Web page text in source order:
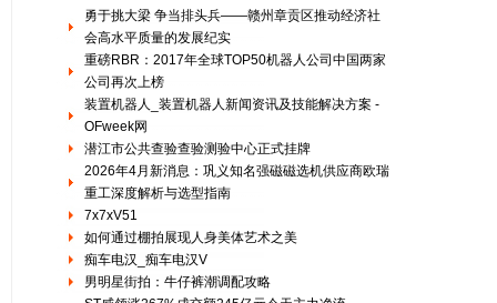
勇于挑大梁 争当排头兵——赣州章贡区推动经济社
会高水平质量的发展纪实
重磅RBR：2017年全球TOP50机器人公司中国两家
公司再次上榜
装置机器人_装置机器人新闻资讯及技能解决方案 -
OFweek网
潜江市公共查验查验测验中心正式挂牌
2026年4月新消息：巩义知名强磁磁选机供应商欧瑞
重工深度解析与选型指南
7x7xV51
如何通过棚拍展现人身美体艺术之美
痴车电汉_痴车电汉V
男明星街拍：牛仔裤潮调配攻略